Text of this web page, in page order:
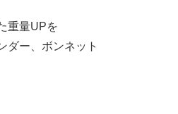
重量UPを
ダー、ボンネット